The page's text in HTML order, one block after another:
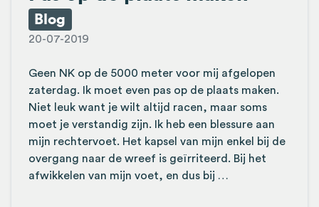
Blog
20-07-2019
Geen NK op de 5000 meter voor mij afgelopen
zaterdag. Ik moet even pas op de plaats maken.
Niet leuk want je wilt altijd racen, maar soms
moet je verstandig zijn. Ik heb een blessure aan
mijn rechtervoet. Het kapsel van mijn enkel bij de
overgang naar de wreef is geïrriteerd. Bij het
afwikkelen van mijn voet, en dus bij …